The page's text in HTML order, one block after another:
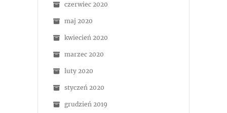
czerwiec 2020
maj 2020
kwiecień 2020
marzec 2020
luty 2020
styczeń 2020
grudzień 2019